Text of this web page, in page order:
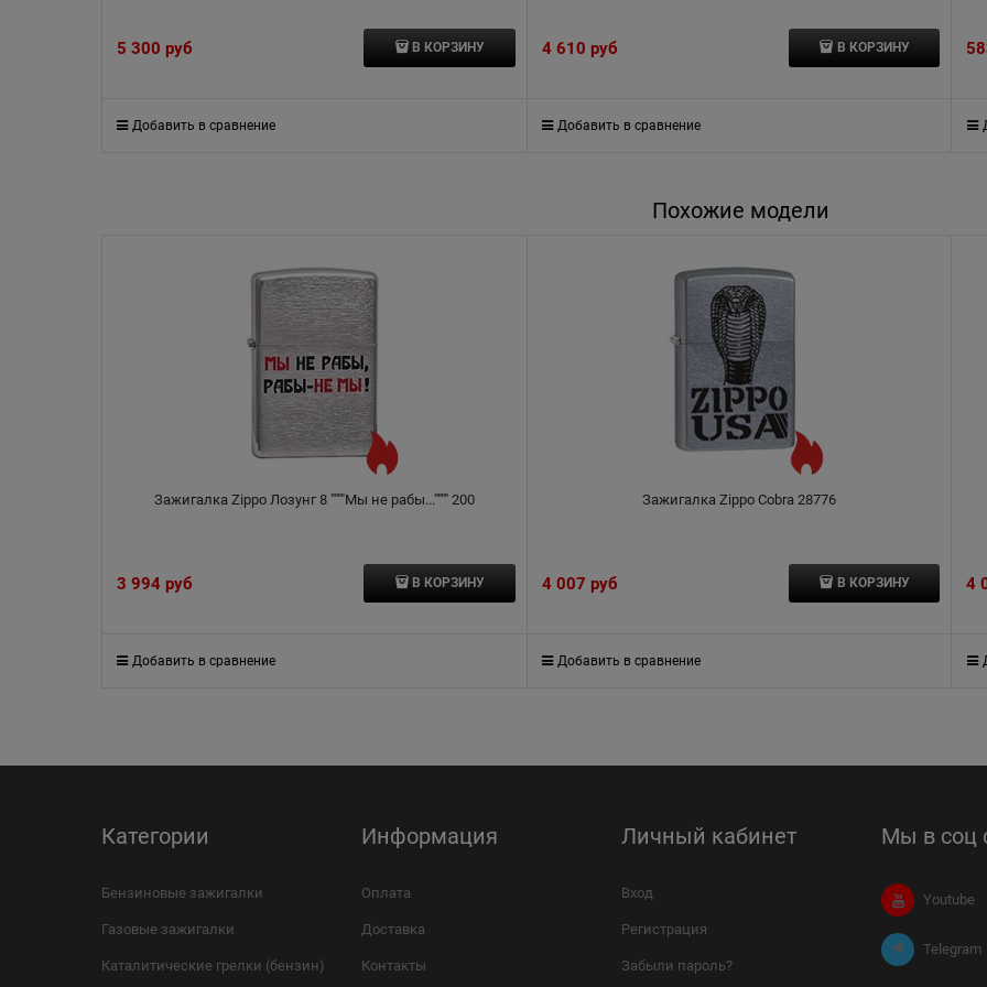
5 300 руб В КОРЗИНУ
Добавить в сравнение
4 610 руб В КОРЗИНУ
Добавить в сравнение
Похожие модели
Зажигалка Zippo Лозунг 8 """"Мы не рабы..."""" 200
3 994 руб В КОРЗИНУ
Добавить в сравнение
Зажигалка Zippo Cobra 28776
4 007 руб В КОРЗИНУ
Добавить в сравнение
4
Категории
Бензиновые зажигалки
Газовые зажигалки
Каталитические грелки (бензин)
Информация
Оплата
Доставка
Контакты
Личный кабинет
Вход
Регистрация
Забыли пароль?
Мы в соц
Youtube
Telegram